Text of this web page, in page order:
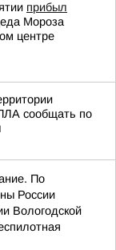
прибыл
Мороза
центре
сообщать по
По
России
Вологодской